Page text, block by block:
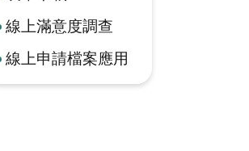
線上滿意度調查
線上申請檔案應用